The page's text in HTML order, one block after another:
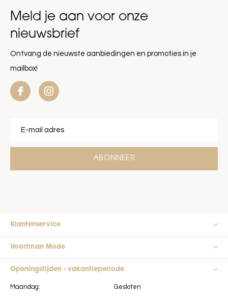
Meld je aan voor onze
nieuwsbrief
Ontvang de nieuwste aanbiedingen en promoties in je
mailbox!
ABONNEER
Klantenservice
Voortman Mode
Openingstijden - vakantieperiode
Maandag:
Gesloten